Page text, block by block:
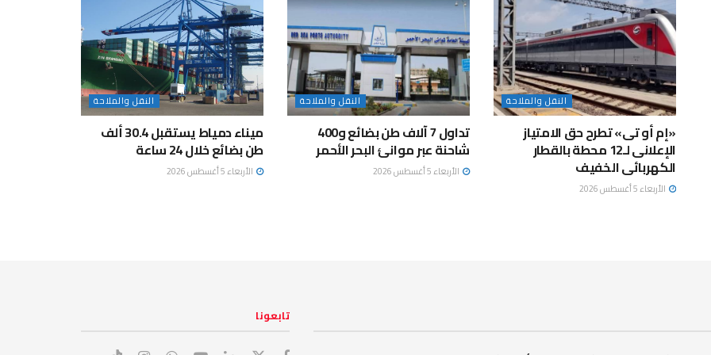
النقل والملاحة
«إم أو تى» تطرح حق الامتياز
الإعلانى لـ12 محطة بالقطار
الكهربائى الخفيف
الأربعاء 5 أغسطس 2026
النقل والملاحة
تداول 7 آلاف طن بضائع و400
شاحنة عبر موانئ البحر الأحمر
الأربعاء 5 أغسطس 2026
النقل والملاحة
ميناء دمياط يستقبل 30.4 ألف
طن بضائع خلال 24 ساعة
الأربعاء 5 أغسطس 2026
تابعونا